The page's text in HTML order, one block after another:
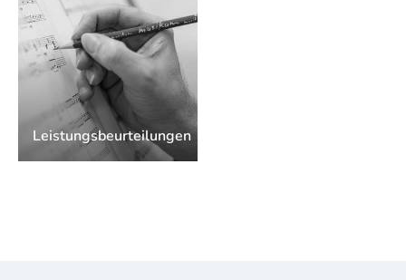
Leistungsbeurteilungen